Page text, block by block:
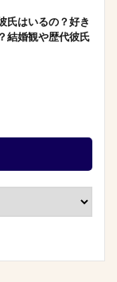
氏はいるの？好き
結婚観や歴代彼氏